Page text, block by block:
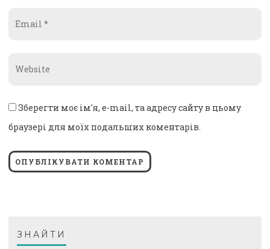
Зберегти моє ім'я, e-mail, та адресу сайту в цьому
браузері для моїх подальших коментарів.
ЗНАЙТИ